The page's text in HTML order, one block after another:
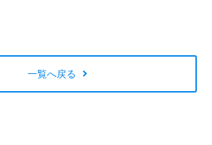
一覧へ戻る